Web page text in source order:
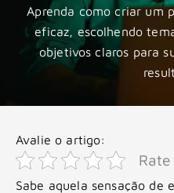
Aprenda como criar um
eficaz, escolhendo
objetivos claros para
Avalie o artigo:
Sabe aquela sensação de